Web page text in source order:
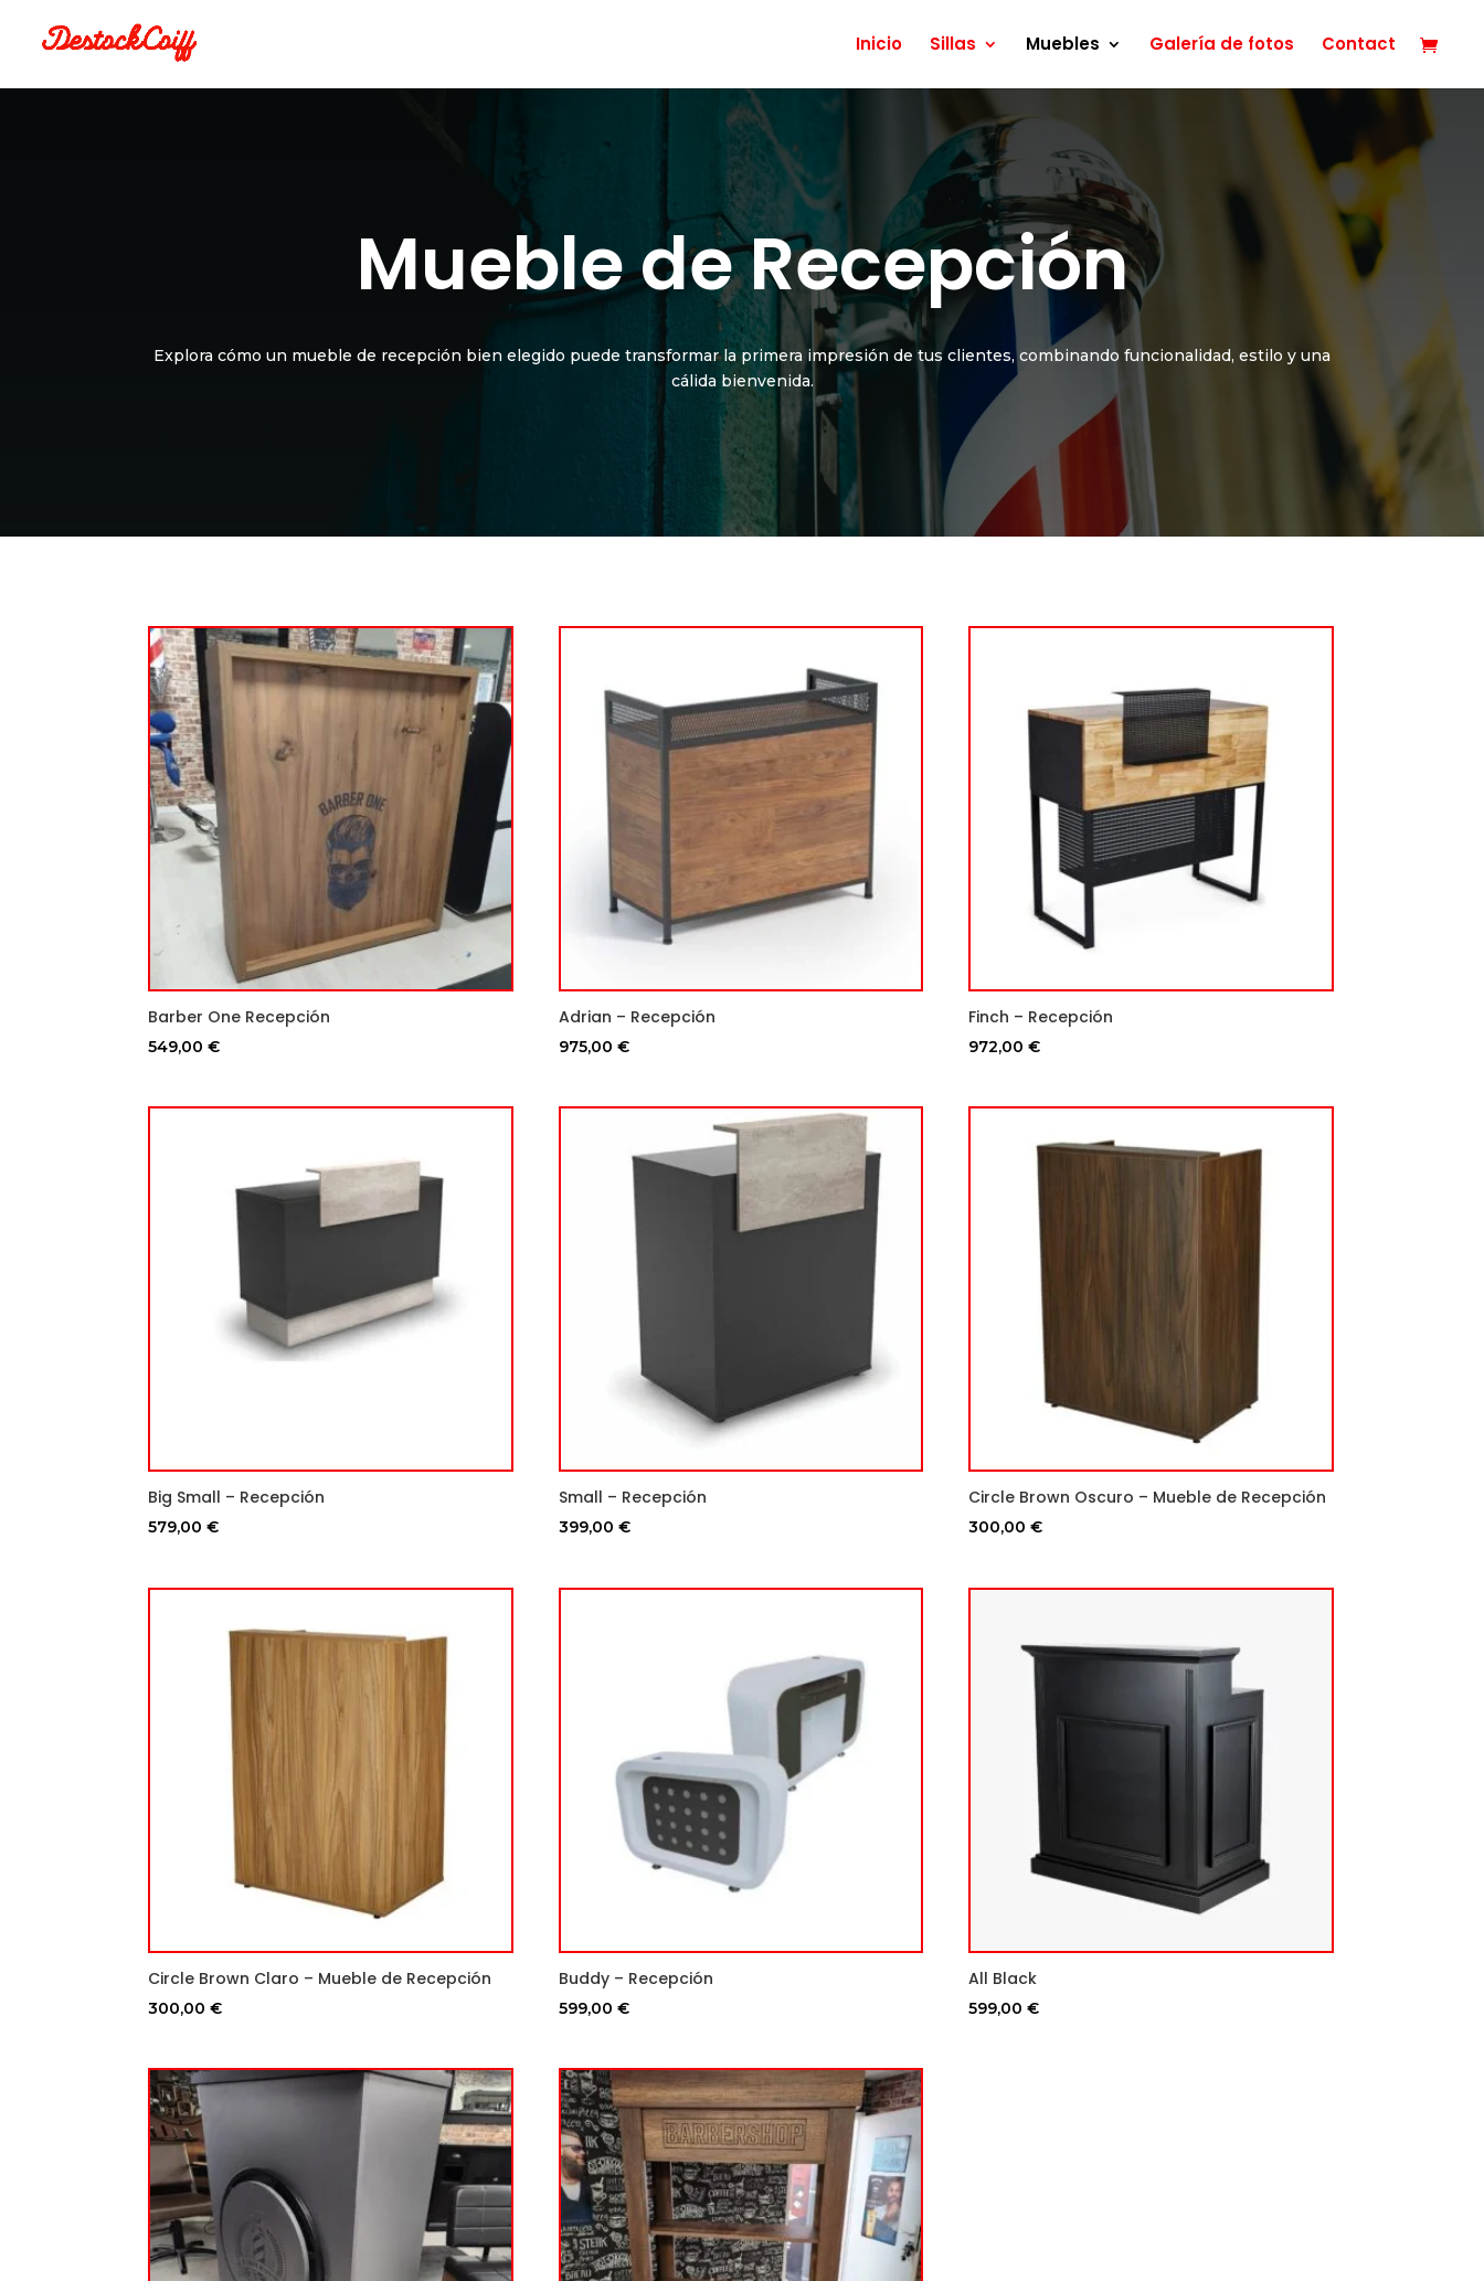
Inicio Sillas Muebles Galería de fotos Contact
Mueble de Recepción
Explora cómo un mueble de recepción bien elegido puede transformar la primera impresión de tus clientes, combinando funcionalidad, estilo y una
cálida bienvenida.
Barber One Recepción
549,00€
Adrian – Recepción
975,00 €
Finch – Recepción
972,00€
Big Small – Recepción
579,00€
Small – Recepción
399,00 €
Circle Brown Oscuro – Mueble de Recepción
300,00€
Circle Brown Claro – Mueble de Recepción
300,00€
Buddy – Recepción
599,00 €
All Black
599,00€